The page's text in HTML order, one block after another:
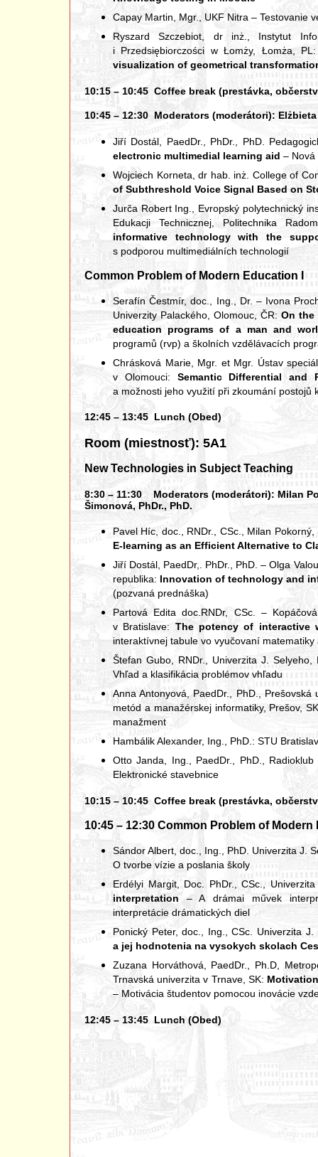
Capay Martin, Mgr., UKF Nitra – Testovanie
Ryszard Szczebiot, dr inż., Instytut
i Przedsiębiorczości w Łomży, Łomża,
visualization of geometrical
10:15 – 10:45 Coffee break (prestávka,
10:45 – 12:30 Moderators (moderátori):
Jiří Dostál, PaedDr., PhDr., PhD.
electronic multimedial learning aid – Nová
Wojciech Korneta, dr hab. inż. College of
of Subthreshold Voice Signal Based on
Jurča Robert Ing., Evropský polytechnický
Edukacji Technicznej, Politechnika
informative technology with the
s podporou multimediálních technologií
Common Problem of Modern Education I
Serafín Čestmír, doc., Ing., Dr. – Ivona
Univerzity Palackého, Olomouc, ČR: On the
education programs of a man and
programů (rvp) a školních vzdělávacích
Chrásková Marie, Mgr. et Mgr. Ústav
v Olomouci: Semantic Differential and
a možnosti jeho využití při zkoumání postojů
12:45 – 13:45 Lunch (Obed)
Room (miestnosť): 5A1
New Technologies in Subject Teaching
8:30 – 11:30 Moderators (moderátori): Milan
Šimonová, PhDr., PhD.
Pavel Híc, doc., RNDr., CSc., Milan
E-learning as an Efficient Alternative to
Jiří Dostál, PaedDr,. PhDr., PhD. – Olga
republika: Innovation of technology and
(pozvaná prednáška)
Partová Edita doc.RNDr, CSc. –
v Bratislave: The potency of interactive
interaktívnej tabule vo vyučovaní
Štefan Gubo, RNDr., Univerzita J.
Vhľad a klasifikácia problémov vhľadu
Anna Antonyová, PaedDr., PhD.,
metód a manažérskej informatiky, Prešov,
manažment
Hambálik Alexander, Ing., PhD.: STU
Otto Janda, Ing., PaedDr., PhD.,
Elektronické stavebnice
10:15 – 10:45 Coffee break (prestávka,
10:45 – 12:30 Common Problem of Modern
Sándor Albert, doc., Ing., PhD. Univerzita J.
O tvorbe vízie a poslania školy
Erdélyi Margit, Doc. PhDr., CSc.,
interpretation – A drámai művek
interpretácie drámatických diel
Ponický Peter, doc., Ing., CSc. Univerzita
a jej hodnotenia na vysokych skolach
Zuzana Horváthová, PaedDr., Ph.D,
Trnavská univerzita v Trnave, SK:
– Motivácia študentov pomocou inovácie
12:45 – 13:45 Lunch (Obed)